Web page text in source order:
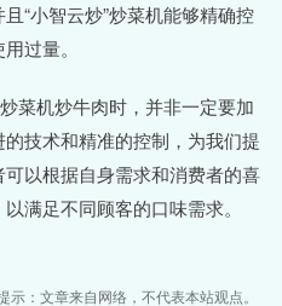
“小智云炒”炒菜机能够精确控
过量。
菜机炒牛肉时，并非一定要加
技术和精准的控制，为我们提
以根据自身需求和消费者的喜
满足不同顾客的口味需求。
示：文章来自网络，不代表本站观点。